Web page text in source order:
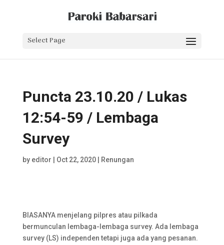
Select Page
Puncta 23.10.20 / Lukas
12:54-59 / Lembaga
Survey
by editor Oct 22, 2020| Renungan
BIASANYA menjelang pilpres atau pilkada
bermunculan lembaga-lembaga survey. Ada lembaga
survey (LS) independen tetapi juga ada yang pesanan.